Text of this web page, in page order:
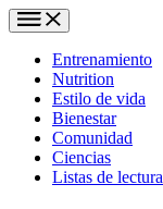
Entrenamiento
Nutrition
Estilo de vida
Bienestar
Comunidad
Ciencias
Listas de lectura